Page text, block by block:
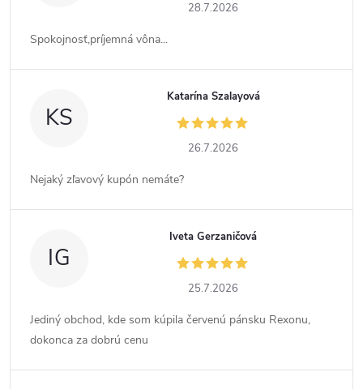
28.7.2026
Spokojnosť,príjemná vôna...
KS
Katarína Szalayová
26.7.2026
Nejaký zľavový kupón nemáte?
IG
Iveta Gerzaničová
25.7.2026
Jediný obchod, kde som kúpila červenú pánsku Rexonu,
dokonca za dobrú cenu